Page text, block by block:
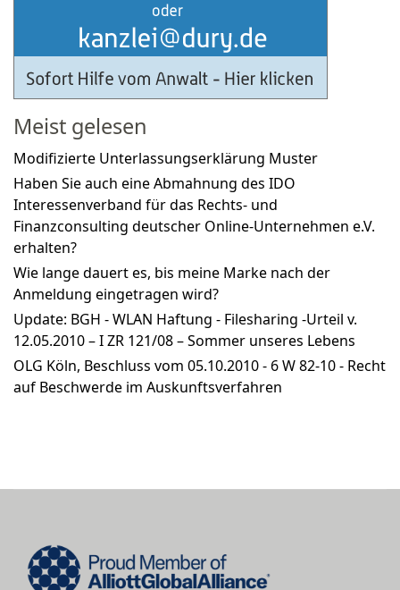
Meist gelesen
Modifizierte Unterlassungserklärung Muster
Haben Sie auch eine Abmahnung des IDO
Interessenverband für das Rechts- und
Finanzconsulting deutscher Online-Unternehmen e.V.
erhalten?
Wie lange dauert es, bis meine Marke nach der
Anmeldung eingetragen wird?
Update: BGH - WLAN Haftung - Filesharing -Urteil v.
12.05.2010 – I ZR 121/08 – Sommer unseres Lebens
OLG Köln, Beschluss vom 05.10.2010 - 6 W 82-10 - Recht
auf Beschwerde im Auskunftsverfahren